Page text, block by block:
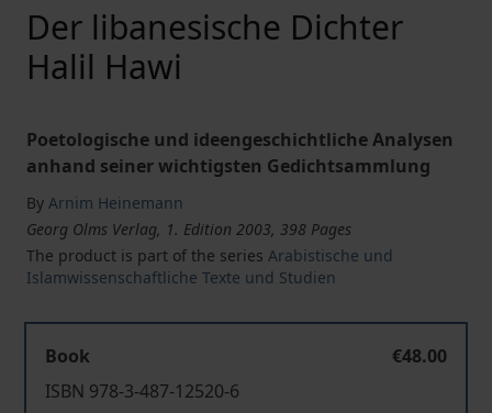
Der libanesische Dichter
Halil Hawi
Poetologische und ideengeschichtliche Analysen
anhand seiner wichtigsten Gedichtsammlung
By Arnim Heinemann
Georg Olms Verlag, 1. Edition 2003, 398 Pages
The product is part of the series Arabistische und
Islamwissenschaftliche Texte und Studien
Book
€48.00
ISBN 978-3-487-12520-6